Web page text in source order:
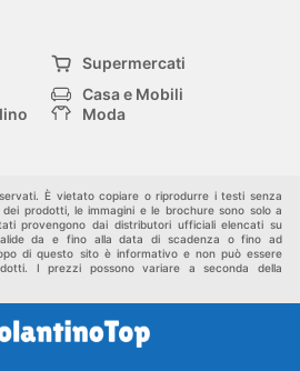
Supermercati
Casa e Mobili
Moda
È vietato copiare o riprodurre i testi senza
prodotti, le immagini e le brochure sono solo a
provengono dai distributori ufficiali elencati su
da e fino alla data di scadenza o fino ad
di questo sito è informativo e non può essere
I prezzi possono variare a seconda della